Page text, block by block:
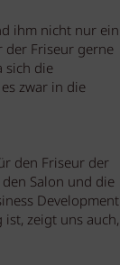
ihm nicht nur ein
der Friseur gerne
sich die
zwar in die
den Friseur der
Salon und die
Development
zeigt uns auch,